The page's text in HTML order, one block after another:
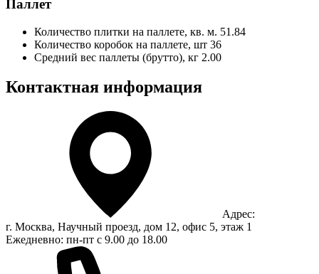
Паллет
Количество плитки на паллете, кв. м. 51.84
Количество коробок на паллете, шт 36
Средний вес паллеты (брутто), кг 2.00
Контактная информация
Адрес:
г. Москва, Научный проезд, дом 12, офис 5, этаж 1
Ежедневно: пн-пт с 9.00 до 18.00